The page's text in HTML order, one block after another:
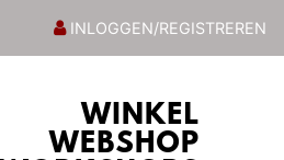
INLOGGEN/REGISTREREN